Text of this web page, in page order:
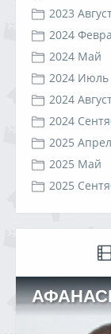
2023
2024
2024 Май
2024 Июль
2024
2024
2025
2025 Май
2025